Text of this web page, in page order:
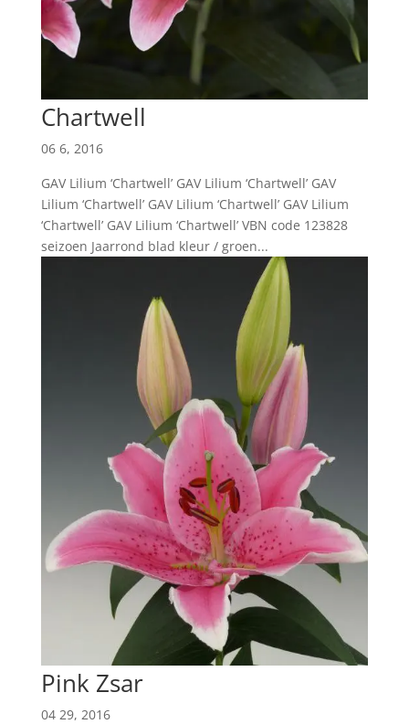
Chartwell
06 6, 2016
GAV Lilium ‘Chartwell’ GAV Lilium ‘Chartwell’ GAV
Lilium ‘Chartwell’ GAV Lilium ‘Chartwell’ GAV Lilium
‘Chartwell’ GAV Lilium ‘Chartwell’ VBN code 123828
seizoen Jaarrond blad kleur / groen...
Pink Zsar
04 29, 2016